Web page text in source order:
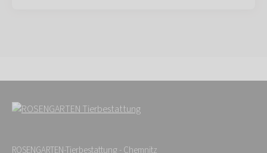
ROSENGARTEN-Tierbestattung - Chemnitz